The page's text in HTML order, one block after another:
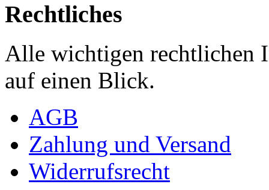
Rechtliches
Alle wichtigen rechtlichen
auf einen Blick.
AGB
Zahlung und Versand
Widerrufsrecht